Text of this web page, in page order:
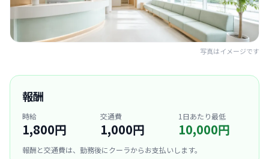
写真はイメージです
報酬
時給
1,800円
交通費
1,000円
1日あたり最低
10,000円
報酬と交通費は、勤務後にクーラからお支払いします。